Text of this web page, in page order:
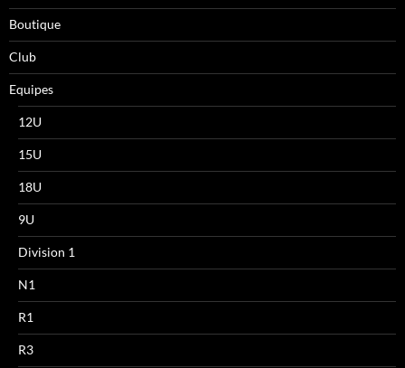
Boutique
Club
Equipes
12U
15U
18U
9U
Division 1
N1
R1
R3